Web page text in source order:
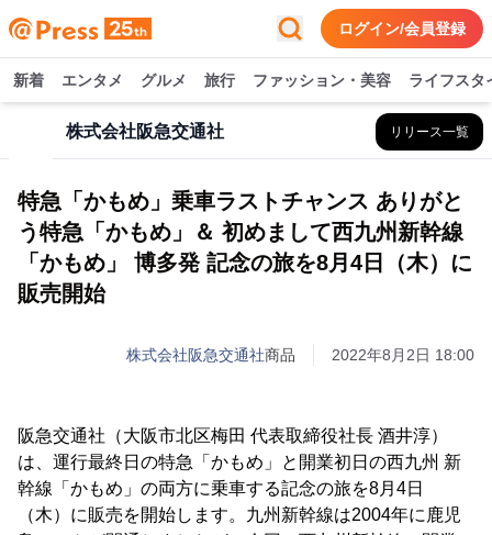
ログイン/会員登録
新着 エンタメ グルメ 旅行 ファッション・美容 ライフスタ
株式会社阪急交通社 リリース一覧
特急「かもめ」乗車ラストチャンス ありがと
う特急「かもめ」＆ 初めまして西九州新幹線
「かもめ」 博多発 記念の旅を8月4日（木）に
販売開始
株式会社阪急交通社商品 2022年8月2日 18:00
阪急交通社（大阪市北区梅田 代表取締役社長 酒井淳）
は、運行最終日の特急「かもめ」と開業初日の西九州 新
幹線「かもめ」の両方に乗車する記念の旅を8月4日
（木）に販売を開始します。九州新幹線は2004年に鹿児